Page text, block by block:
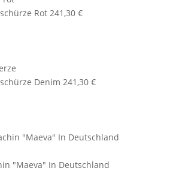
Rot 241,30 €
Denim 241,30 €
"Maeva" In Deutschland